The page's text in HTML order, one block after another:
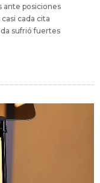
ante posiciones
cada cita
sufrió fuertes